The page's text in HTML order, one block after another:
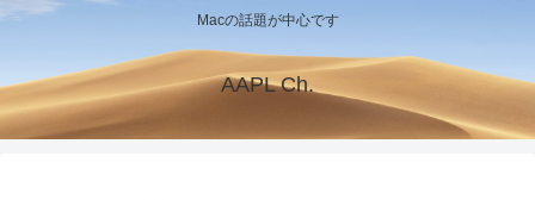
Macの話題が中心です
AAPL Ch.